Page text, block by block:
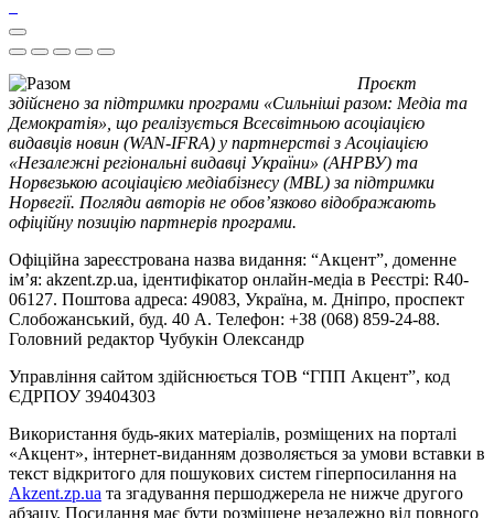
Проєкт
здійснено за підтримки програми «Сильніші разом: Медіа та
Демократія», що реалізується Всесвітньою асоціацією
видавців новин (WAN-IFRA) у партнерстві з Асоціацією
«Незалежні регіональні видавці України» (АНРВУ) та
Норвезькою асоціацією медіабізнесу (MBL) за підтримки
Норвегії. Погляди авторів не обов’язково відображають
офіційну позицію партнерів програми.
Офіційна зареєстрована назва видання: “Акцент”, доменне
ім’я: akzent.zp.ua, ідентифікатор онлайн-медіа в Реєстрі: R40-
06127. Поштова адреса: 49083, Україна, м. Дніпро, проспект
Слобожанський, буд. 40 А. Телефон: +38 (068) 859-24-88.
Головний редактор Чубукін Олександр
Управління сайтом здійснюється ТОВ “ГПП Акцент”, код
ЄДРПОУ 39404303
Використання будь-яких матеріалів, розміщених на порталі
«Акцент», інтернет-виданням дозволяється за умови вставки в
текст відкритого для пошукових систем гіперпосилання на
Akzent.zp.ua та згадування першоджерела не нижче другого
абзацу. Посилання має бути розміщене незалежно від повного